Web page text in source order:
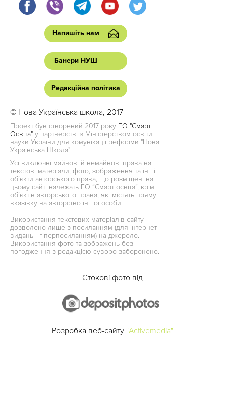
Напишіть нам
Банери НУШ
Редакційна політика
© Нова Українська школа, 2017
Проект був створений 2017 року ГО "Смарт
Освіта" у партнерстві з Міністерством освіти і
науки України для комунікації реформи "Нова
Українська Школа"
Усі виключні майнові й немайнові права на
текстові матеріали, фото, зображення та інші
об’єкти авторського права, що розміщені на
цьому сайті належать ГО “Смарт освіта”, крім
об’єктів авторського права, які містять пряму
вказівку на авторство іншої особи.
Використання текстових матеріалів сайту
дозволено лише з посиланням (для інтернет-
видань - гіперпосиланням) на джерело.
Використання фото та зображень без
погодження з редакцією суворо заборонено.
Стокові фото від
Розробка веб-сайту "Activemedia"